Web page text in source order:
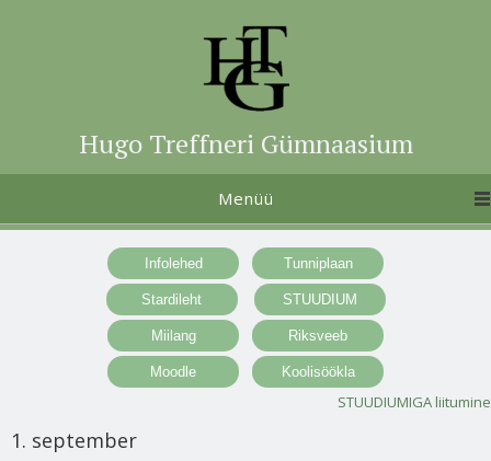
Hugo Treffneri Gümnaasium
Menüü
STUUDIUMIGA liitumine
1. september